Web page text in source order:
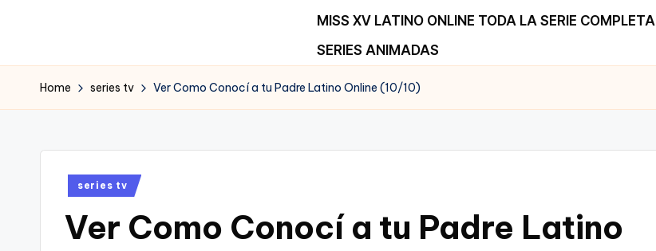
MISS XV LATINO ONLINE TODA LA SERIE COMPLETA
SERIES ANIMADAS
Home series tv Ver Como Conocí a tu Padre Latino Online (10/10)
Posted
series tv
Ver Como Conocí a tu Padre Latino